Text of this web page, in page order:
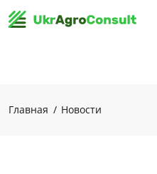
Главная Новости